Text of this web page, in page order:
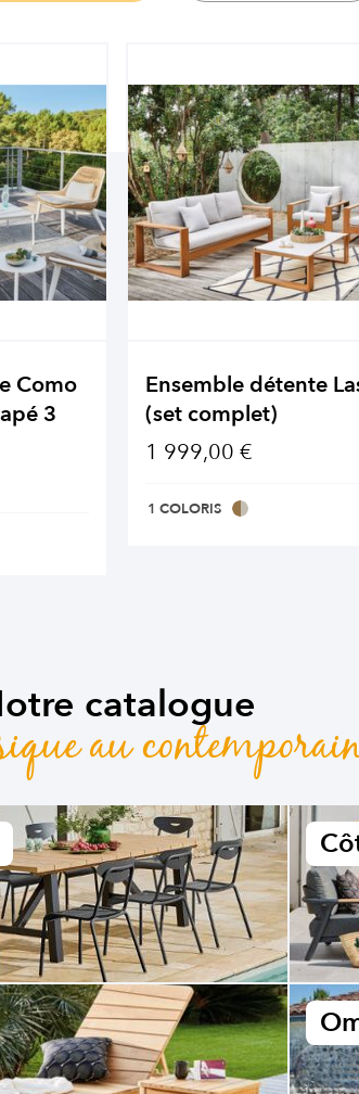
Como
3
Ensemble détente
(set complet)
1 999,00 €
1 COLORIS
catalogue
au